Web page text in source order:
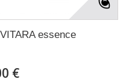
essence
€